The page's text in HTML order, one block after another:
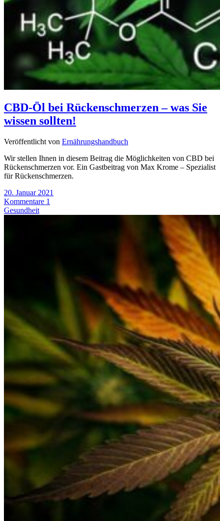
CBD-Öl bei Rückenschmerzen – was Sie
wissen sollten!
Veröffentlicht von Ernährungshandbuch
Wir stellen Ihnen in diesem Beitrag die Möglichkeiten von CBD bei
Rückenschmerzen vor. Ein Gastbeitrag von Max Krome – Spezialist
für Rückenschmerzen.
20. Januar 2021
Kommentare 1
Gesundheit